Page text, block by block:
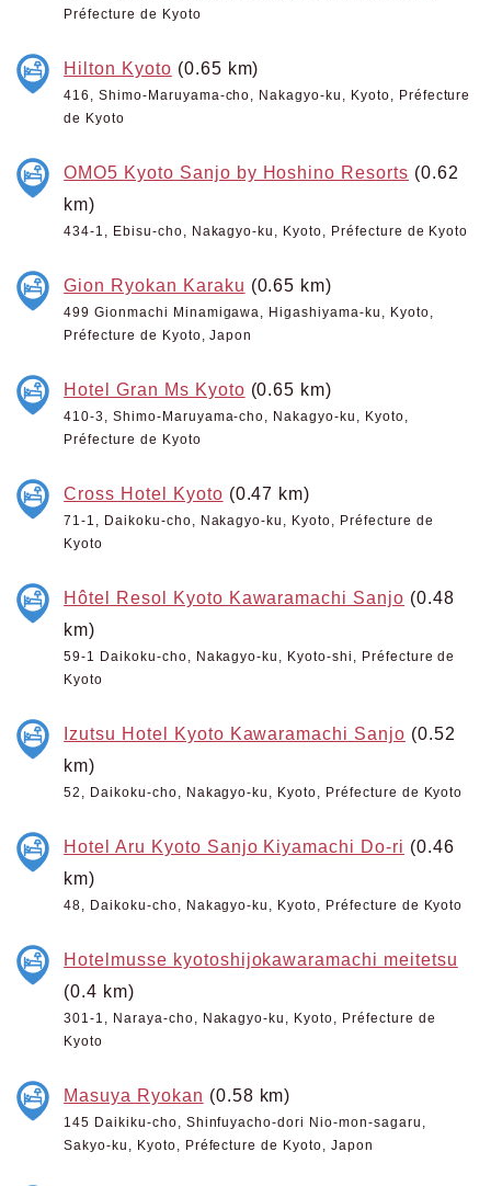
Préfecture de Kyoto
Hilton Kyoto (0.65 km)
416, Shimo-Maruyama-cho, Nakagyo-ku, Kyoto, Préfecture
de Kyoto
OMO5 Kyoto Sanjo by Hoshino Resorts (0.62
km)
434-1, Ebisu-cho, Nakagyo-ku, Kyoto, Préfecture de Kyoto
Gion Ryokan Karaku (0.65 km)
499 Gionmachi Minamigawa, Higashiyama-ku, Kyoto,
Préfecture de Kyoto, Japon
Hotel Gran Ms Kyoto (0.65 km)
410-3, Shimo-Maruyama-cho, Nakagyo-ku, Kyoto,
Préfecture de Kyoto
Cross Hotel Kyoto (0.47 km)
71-1, Daikoku-cho, Nakagyo-ku, Kyoto, Préfecture de
Kyoto
Hôtel Resol Kyoto Kawaramachi Sanjo (0.48
km)
59-1 Daikoku-cho, Nakagyo-ku, Kyoto-shi, Préfecture de
Kyoto
Izutsu Hotel Kyoto Kawaramachi Sanjo (0.52
km)
52, Daikoku-cho, Nakagyo-ku, Kyoto, Préfecture de Kyoto
Hotel Aru Kyoto Sanjo Kiyamachi Do-ri (0.46
km)
48, Daikoku-cho, Nakagyo-ku, Kyoto, Préfecture de Kyoto
Hotelmusse kyotoshijokawaramachi meitetsu
(0.4 km)
301-1, Naraya-cho, Nakagyo-ku, Kyoto, Préfecture de
Kyoto
Masuya Ryokan (0.58 km)
145 Daikiku-cho, Shinfuyacho-dori Nio-mon-sagaru,
Sakyo-ku, Kyoto, Préfecture de Kyoto, Japon